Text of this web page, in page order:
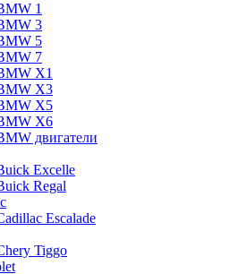
1
3
5
7
X1
X3
X5
X6
двигатели
Excelle
Regal
Escalade
Tiggo